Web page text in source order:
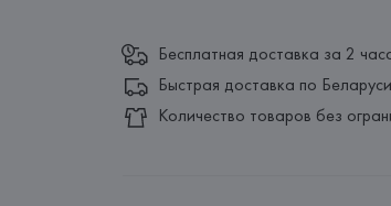
Бесплатная доставка за 2
Быстрая доставка по
Количество товаров без